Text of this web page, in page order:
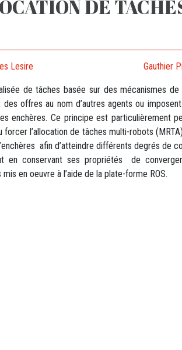
DE
Lesire Gauthier
de tâches basée sur des mécanismes
offres au nom d’autres agents ou
enchères. Ce principe est particulièrement
l’allocation de tâches multi-robots
afin d’atteindre différents degrés de
en conservant ses propriétés de
en oeuvre à l’aide de la plate-forme ROS.